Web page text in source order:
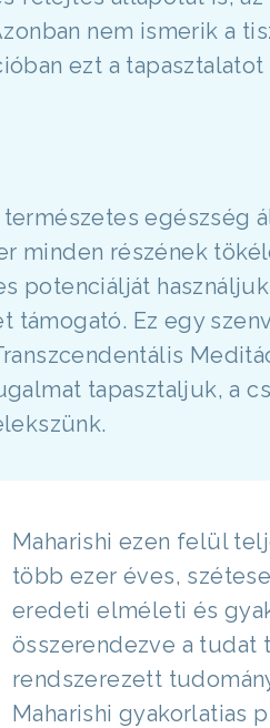
nem ismerik a
ezt a tapasztalatot
egészség
minden részének
potenciálját
támogató. Ez egy
tapasztaljuk, a
Maharishi ezen felül
több ezer éves,
eredeti elméleti és
összerendezve a tudat
rendszerezett
Maharishi gyakorlatias